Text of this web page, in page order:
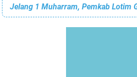
Jelang 1 Muharram, Pemkab Lotim